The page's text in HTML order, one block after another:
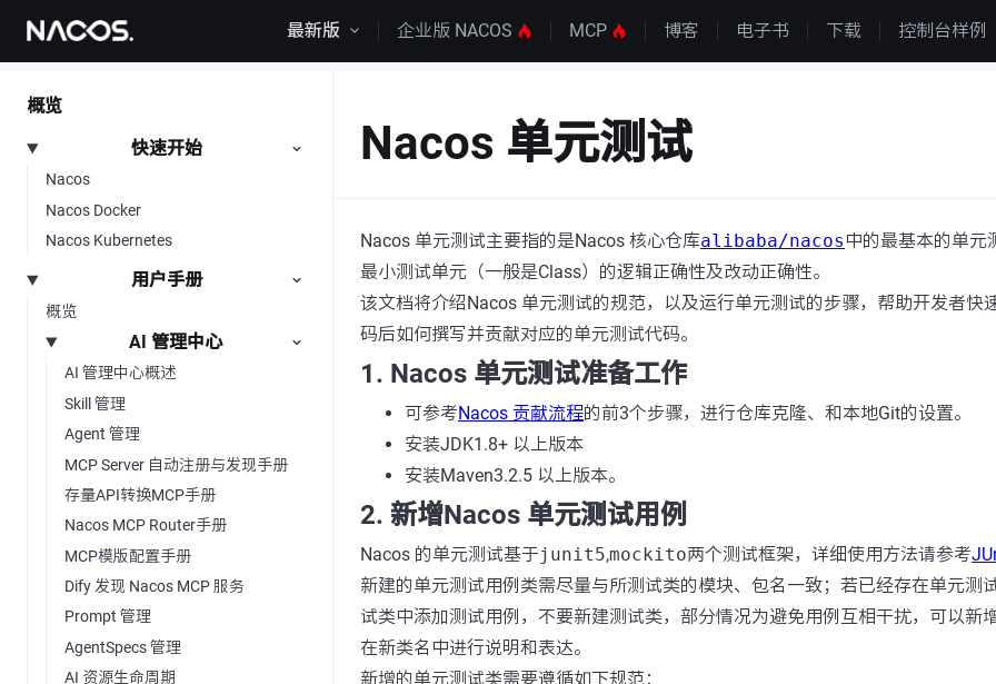
跳转到内容 最新版 企业版 NACOS MCP 博客 电子书 下载 控制台样例
概览
快速开始
Nacos
Nacos Docker
Nacos Kubernetes
用户手册
概览
AI 管理中心
AI 管理中心概述
Skill 管理
Agent 管理
MCP Server 自动注册与发现手册
存量API转换MCP手册
Nacos MCP Router手册
MCP模版配置手册
Dify 发现 Nacos MCP 服务
Prompt 管理
AgentSpecs 管理
AI 资源生命周期
Nacos 单元测试
Nacos 单元测试主要指的是Nacos 核心仓库alibaba/nacos 中的最基本的单元
最小测试单元（一般是Class）的逻辑正确性及改动正确性。
该文档将介绍Nacos 单元测试的规范，以及运行单元测试的步骤，帮助开发者快
码后如何撰写并贡献对应的单元测试代码。
1. Nacos 单元测试准备工作
可参考Nacos 贡献流程的前3个步骤，进行仓库克隆、和本地Git的设置。
安装JDK1.8+ 以上版本
安装Maven3.2.5 以上版本。
2. 新增Nacos 单元测试用例
Nacos 的单元测试基于junit5,mockito两个测试框架，详细使用方法请参考
新建的单元测试用例类需尽量与所测试类的模块、包名一致；若已经存在单元测
试类中添加测试用例，不要新建测试类，部分情况为避免用例互相干扰，可以新
在新类名中进行说明和表达。
新增的单元测试类需要遵循如下规范：